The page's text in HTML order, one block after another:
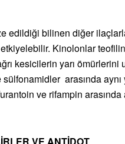
edildiği bilinen diğer
Kinolonlar
kesicilerin yarı
arasında
ve rifampin